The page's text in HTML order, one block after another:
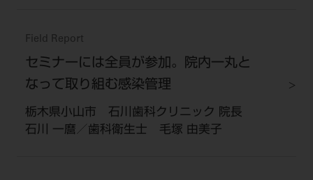
Field Report
セミナーには全員が参加。院内一丸と
なって取り組む感染管理
栃木県小山市 石川歯科クリニック 院長
石川 一麿／歯科衛生士 毛塚 由美子